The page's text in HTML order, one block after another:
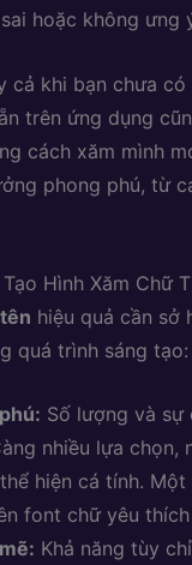
hoặc không ưng
cả khi bạn chưa
trên ứng dụng
cách xăm mình
phong phú, từ
Hình Xăm Chữ
hiệu quả cần sở
quá trình sáng tạo:
Số lượng và sự
nhiều lựa chọn,
hiện cá tính.
font chữ yêu
Khả năng tùy